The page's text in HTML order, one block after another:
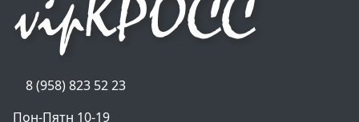
8 (958) 823 52 23
Пон-Пятн 10-19